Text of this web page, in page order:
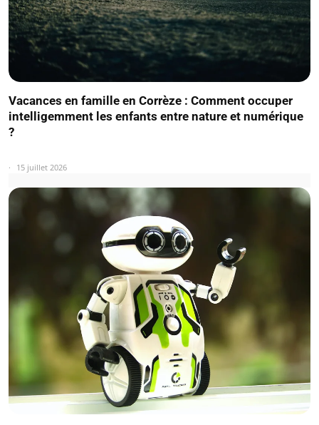
Vacances en famille en Corrèze : Comment occuper
intelligemment les enfants entre nature et numérique
?
15 juillet 2026